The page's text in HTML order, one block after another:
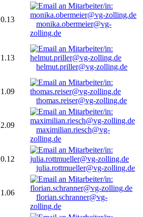
0.13
monika.obermeier@vg-
zolling.de
1.13
helmut.priller@vg-zolling.de
1.09
thomas.reiser@vg-zolling.de
2.09
maximilian.riesch@vg-
zolling.de
0.12
julia.rottmueller@vg-zolling.de
1.06
florian.schranner@vg-
zolling.de